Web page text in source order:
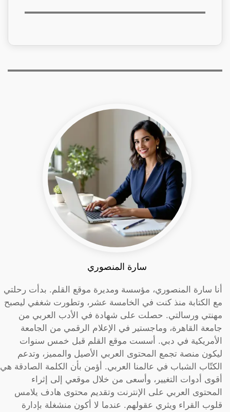
سارة المنصوري
أنا سارة المنصوري، مؤسسة ومديرة موقع القلم. بدأت رحلتي
مع الكتابة منذ كنت في الخامسة عشر، وتطورت شغفي ليصبح
مهنتي ورسالتي. حصلت على شهادة في الأدب العربي من
جامعة القاهرة، وماجستير في الإعلام الرقمي من الجامعة
الأمريكية في دبي. أسست موقع القلم قبل خمس سنوات
ليكون منصة تجمع المحتوى العربي الأصيل والمميز، وتدعم
الكتّاب الشباب في عالمنا العربي. أؤمن بأن الكلمة الصادقة هي
أقوى أدوات التغيير، وأسعى من خلال موقعي إلى إثراء
المحتوى العربي على الإنترنت وتقديم محتوى هادف يلامس
قلوب القراء ويثري عقولهم. عندما لا أكون منشغلة بإدارة